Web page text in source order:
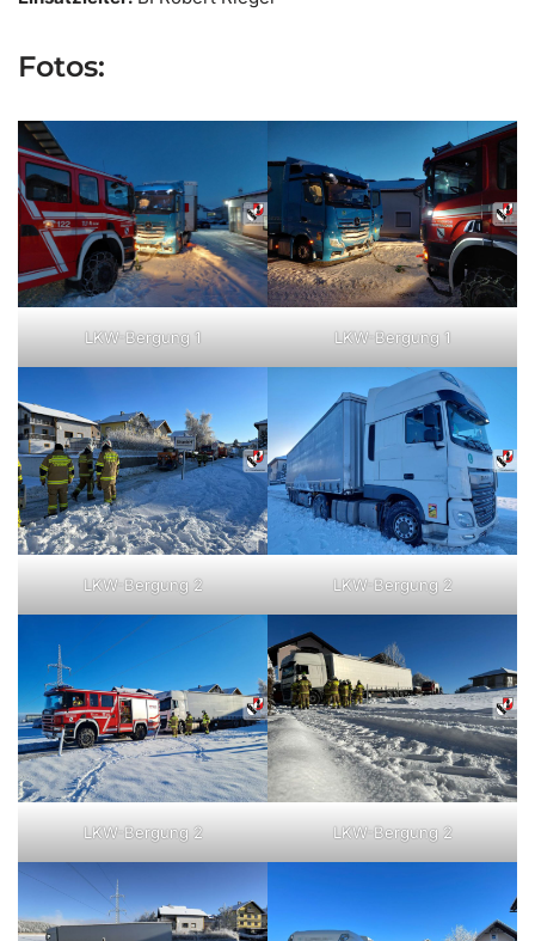
Fotos:
LKW-Bergung 1 LKW-Bergung 1
LKW-Bergung 2 LKW-Bergung 2
LKW-Bergung 2 LKW-Bergung 2